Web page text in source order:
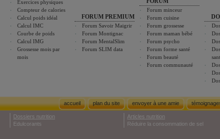
Exercices physiques
Compteur de calories
Calcul poids idéal
Calcul IMC
Courbe de poids
Calcul IMG
Grossesse mois par
mois
FORUM PREMIUM
Forum Savoir Maigrir
Forum Montignac
Forum MentalSlim
Forum SLIM data
Forum minceur
Forum cuisine
Forum grossesse
Forum maman bébé
Forum psycho
Forum forme santé
Forum beauté
Forum communauté
accueil plan du site envoyer à une amie
Dossiers nutrition
Edulcorants
Articles nutrition
Réduire la consommation de sel